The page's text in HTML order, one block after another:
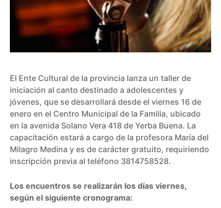
El Ente Cultural de la provincia lanza un taller de
iniciación al canto destinado a adolescentes y
jóvenes, que se desarrollará desde el viernes 16 de
enero en el Centro Municipal de la Familia, ubicado
en la avenida Solano Vera 418 de Yerba Buena. La
capacitación estará a cargo de la profesora María del
Milagro Medina y es de carácter gratuito, requiriendo
inscripción previa al teléfono 3814758528.
Los encuentros se realizarán los días viernes,
según el siguiente cronograma: